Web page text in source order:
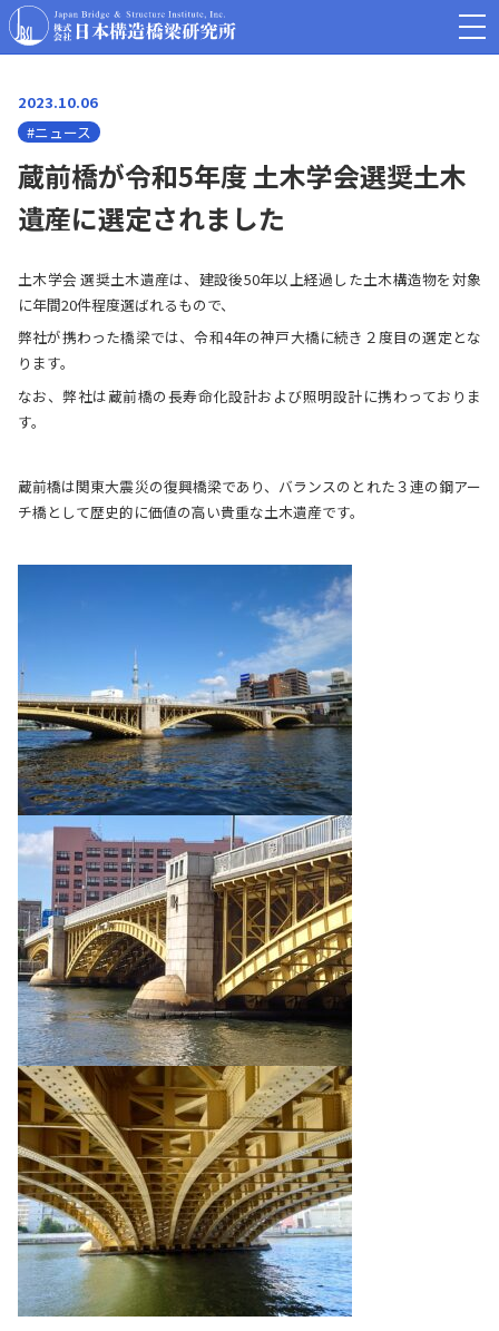
2023.10.06
#ニュース
蔵前橋が令和5年度 土木学会選奨土木
遺産に選定されました
土木学会 選奨土木遺産は、建設後50年以上経過した土木構造物を対象
に年間20件程度選ばれるもので、
弊社が携わった橋梁では、令和4年の神戸大橋に続き２度目の選定とな
ります。
なお、弊社は蔵前橋の長寿命化設計および照明設計に携わっておりま
す。
蔵前橋は関東大震災の復興橋梁であり、バランスのとれた３連の鋼アー
チ橋として歴史的に価値の高い貴重な土木遺産です。